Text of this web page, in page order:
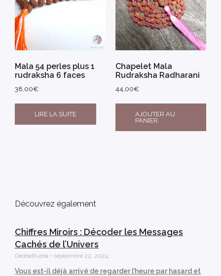
Mala 54 perles plus 1
rudraksha 6 faces
38,00€
LIRE LA SUITE
Chapelet Mala
Rudraksha Radharani
44,00€
AJOUTER AU
PANIER
Découvrez également
Chiffres Miroirs : Décoder les Messages
Cachés de l’Univers
OeildeRudra septembre 22, 2024
Vous est-il déjà arrivé de regarder l’heure par hasard et